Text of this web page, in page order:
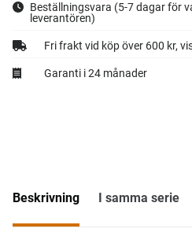
Beställningsvara (5-7 dagar för
leverantören)
Fri frakt vid köp över 600 kr,
Garanti i 24 månader
Beskrivning I samma serie